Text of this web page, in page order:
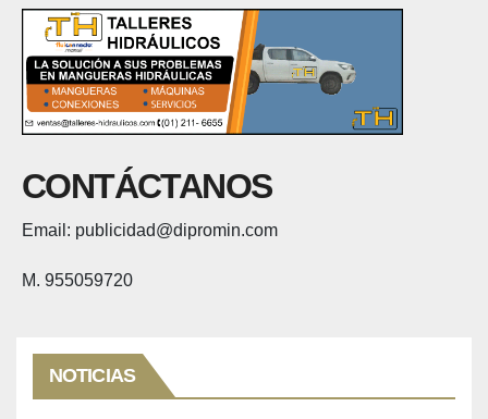
CONTÁCTANOS
Email: publicidad@dipromin.com
M. 955059720
NOTICIAS